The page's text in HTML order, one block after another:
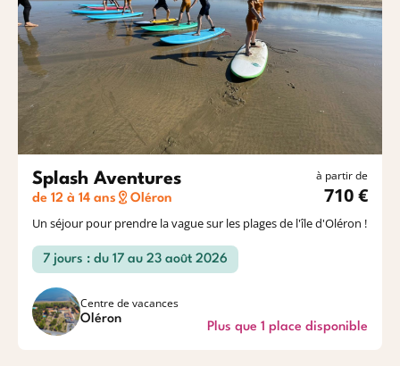
Splash Aventures
de 12 à 14 ans Oléron
à partir de
710 €
Un séjour pour prendre la vague sur les plages de l'île d'Oléron !
7 jours : du 17 au 23 août 2026
Centre de vacances
Oléron
Plus que 1 place disponible